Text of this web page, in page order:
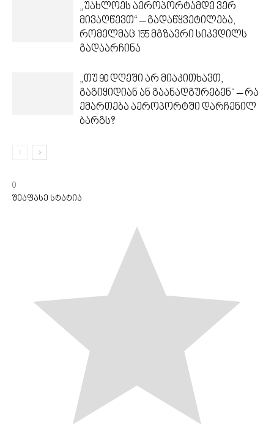
„უახლოეს აეროპორტამდე ვერ
მივაღწევთ“ – გადაწყვეტილება,
რომელმაც 155 მგზავრი სიკვდილს
გადაარჩინა
„თუ 90 დღეში არ მიაკითხავთ,
გაგიყიდიან ან გაანადგურებენ“ – რა
ემართება აეროპორტში დარჩენილ
ბარგს?
0
შეაფასე სტატია